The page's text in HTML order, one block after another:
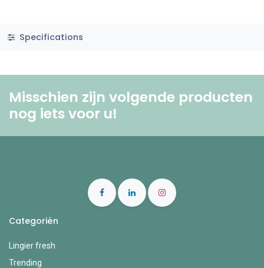
Specifications
Misschien zijn volgende producten
nog iets voor u! ​
Categoriën
Lingier fresh
Trending